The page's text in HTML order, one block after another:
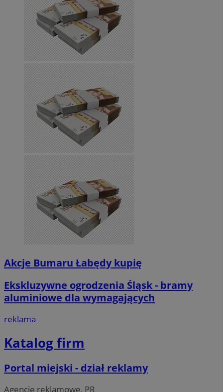
Akcje Bumaru Łabędy kupię
Ekskluzywne ogrodzenia Śląsk - bramy
aluminiowe dla wymagających
reklama
Katalog firm
Portal miejski - dział reklamy
Agencje reklamowe, PR